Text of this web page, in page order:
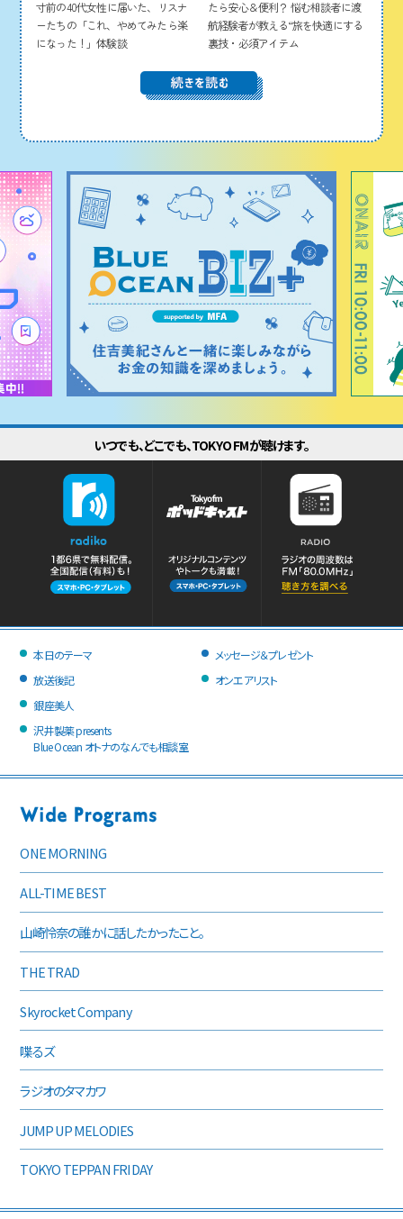
寸前の40代女性に届いた、リスナ
ーたちの「これ、やめてみたら楽
になった！」体験談
たら安心＆便利？ 悩む相談者に渡
航経験者が教える“旅を快適にする
裏技・必須アイテム
いつでも、どこでも、TOKYO FMが聴けます。
本日のテーマ
放送後記
メッセージ＆プレゼント
オンエアリスト
銀座美人
沢井製薬 presents
Blue Ocean オトナのなんでも相談室
ONE MORNING
ALL-TIME BEST
山崎怜奈の誰かに話したかったこと。
THE TRAD
Skyrocket Company
喋るズ
ラジオのタマカワ
JUMP UP MELODIES
TOKYO TEPPAN FRIDAY